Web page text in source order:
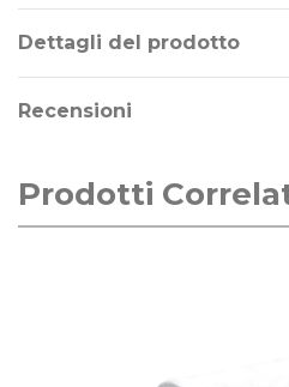
Dettagli del prodotto
Recensioni
Prodotti